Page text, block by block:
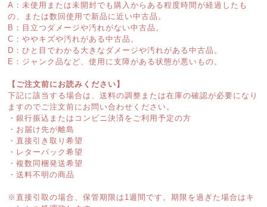
A：未使用または未開封でも購入からある程度時間が経過したも
の、または数回使用で新品に近い中古品。
B：目立つダメージや汚れがない中古品。
C：ややキズや汚れがある中古品。
D：ひと目でわかる大きなダメージや汚れがある中古品。
E：ジャンク品など、使用に支障がある状態が悪いもの。
【ご注文前にお読みください】
下記に該当する場合は、送料の調整または在庫の確認が必要になり
ますのでご注文前にお問い合わせください。
・銀行振込またはコンビニ決済をご利用予定の方
・お届け先が離島
・直接引き取り希望
・レターパック希望
・複数同梱発送希望
・送料不明の商品
※直接引取の場合、保管期限は1週間です。期限を過ぎた場合はキ